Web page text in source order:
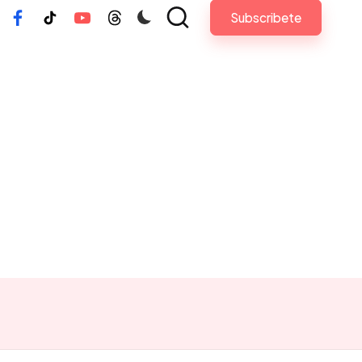
FacebookTiktokYoutubeThreads Subscribete